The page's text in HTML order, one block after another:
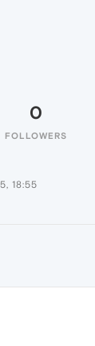
0
FOLLOWERS
18:55